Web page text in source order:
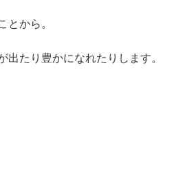
とから。
出たり豊かになれたりします。